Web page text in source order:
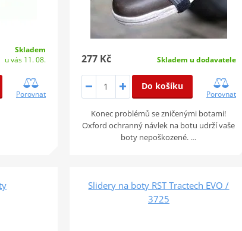
Skladem
u vás 11. 08.
Porovnat
277 Kč Skladem u dodavatele
Do košíku
Porovnat
Konec problémů se zničenými botami!
Oxford ochranný návlek na botu udrží vaše
boty nepoškozené. …
Slidery na boty RST Tractech EVO /
3725